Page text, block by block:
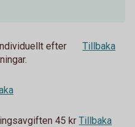
efter
Tillbaka
45 kr Tillbaka